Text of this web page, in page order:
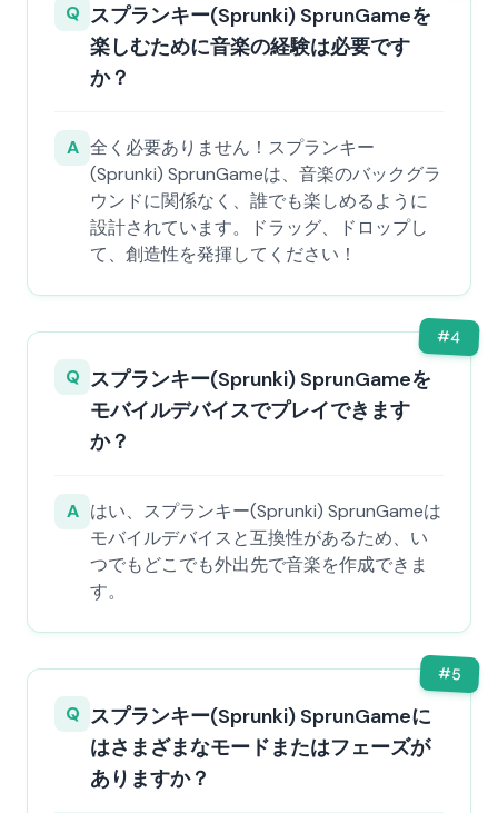
Q スプランキー(Sprunki) SprunGameを
楽しむために音楽の経験は必要です
か？
A 全く必要ありません！スプランキー
(Sprunki) SprunGameは、音楽のバックグラ
ウンドに関係なく、誰でも楽しめるように
設計されています。ドラッグ、ドロップし
て、創造性を発揮してください！
#4
Q スプランキー(Sprunki) SprunGameを
モバイルデバイスでプレイできます
か？
A はい、スプランキー(Sprunki) SprunGameは
モバイルデバイスと互換性があるため、い
つでもどこでも外出先で音楽を作成できま
す。
#5
Q スプランキー(Sprunki) SprunGameに
はさまざまなモードまたはフェーズが
ありますか？